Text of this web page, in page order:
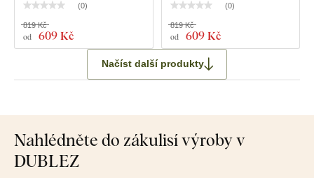
(0)
od 609 Kč
819 Kč
(0)
od 609 Kč
819 Kč
Načíst další produkty
Nahlédněte do zákulisí výroby v
DUBLEZ